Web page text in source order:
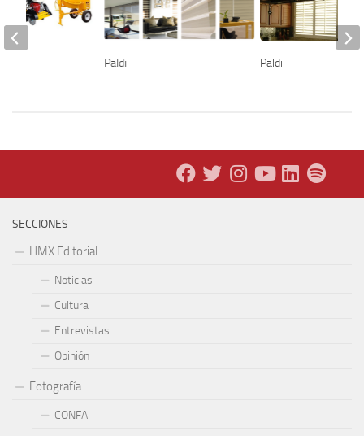
Paldi Paldi
SECCIONES
HMX Editorial
Noticias
Cultura
Entrevistas
Opinión
Fotografía
CONFA